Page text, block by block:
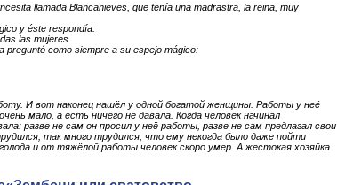
llamada Blancanieves, que tenía una madrastra, la reina, muy
y éste respondía:
las mujeres.
preguntó como siempre a su espejo mágico:
И вот наконец нашёл у одной богатой женщины. Работы у неё
мало, а есть ничего не давала. Когда человек начинал
разве не сам он просил у неё работы, разве не сам предлагал свои
так много трудился, что ему некогда было даже пойти
и от тяжёлой работы человек скоро умер. А жестокая хозяйка